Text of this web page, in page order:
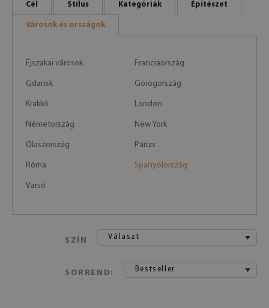
Cél Stílus Kategóriák Építészet
Városok és országok
Éjszakai városok Franciaország
Gdansk Görögország
Krakkó London
Németország New York
Olaszország Párizs
Róma Spanyolország
Varsó
SZÍN Választ
SORREND: Bestseller